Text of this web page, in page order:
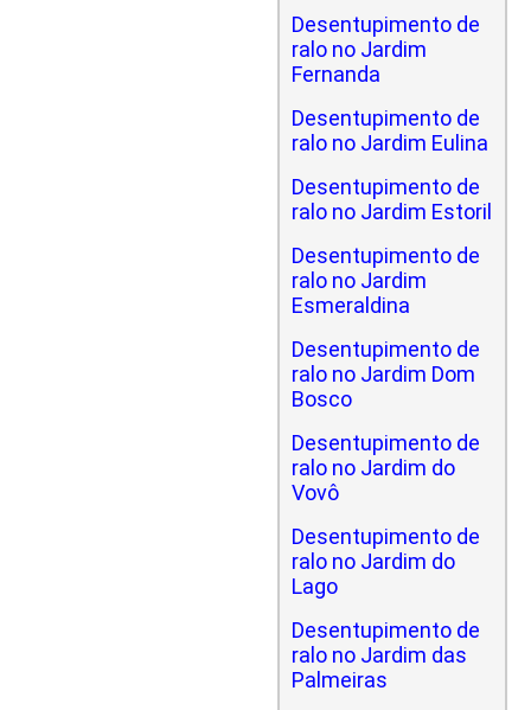
Desentupimento de
ralo no Jardim
Fernanda
Desentupimento de
ralo no Jardim Eulina
Desentupimento de
ralo no Jardim Estoril
Desentupimento de
ralo no Jardim
Esmeraldina
Desentupimento de
ralo no Jardim Dom
Bosco
Desentupimento de
ralo no Jardim do
Vovô
Desentupimento de
ralo no Jardim do
Lago
Desentupimento de
ralo no Jardim das
Palmeiras